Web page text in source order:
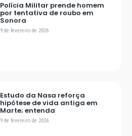
Polícia Militar prende homem
por tentativa de roubo em
Sonora
9 de fevereiro de 2026
Estudo da Nasa reforça
hipótese de vida antiga em
Marte; entenda
9 de fevereiro de 2026